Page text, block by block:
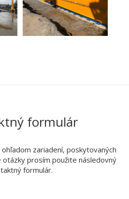
formulár
zariadení, poskytovaných
otázky prosím použite následovný
formulár.